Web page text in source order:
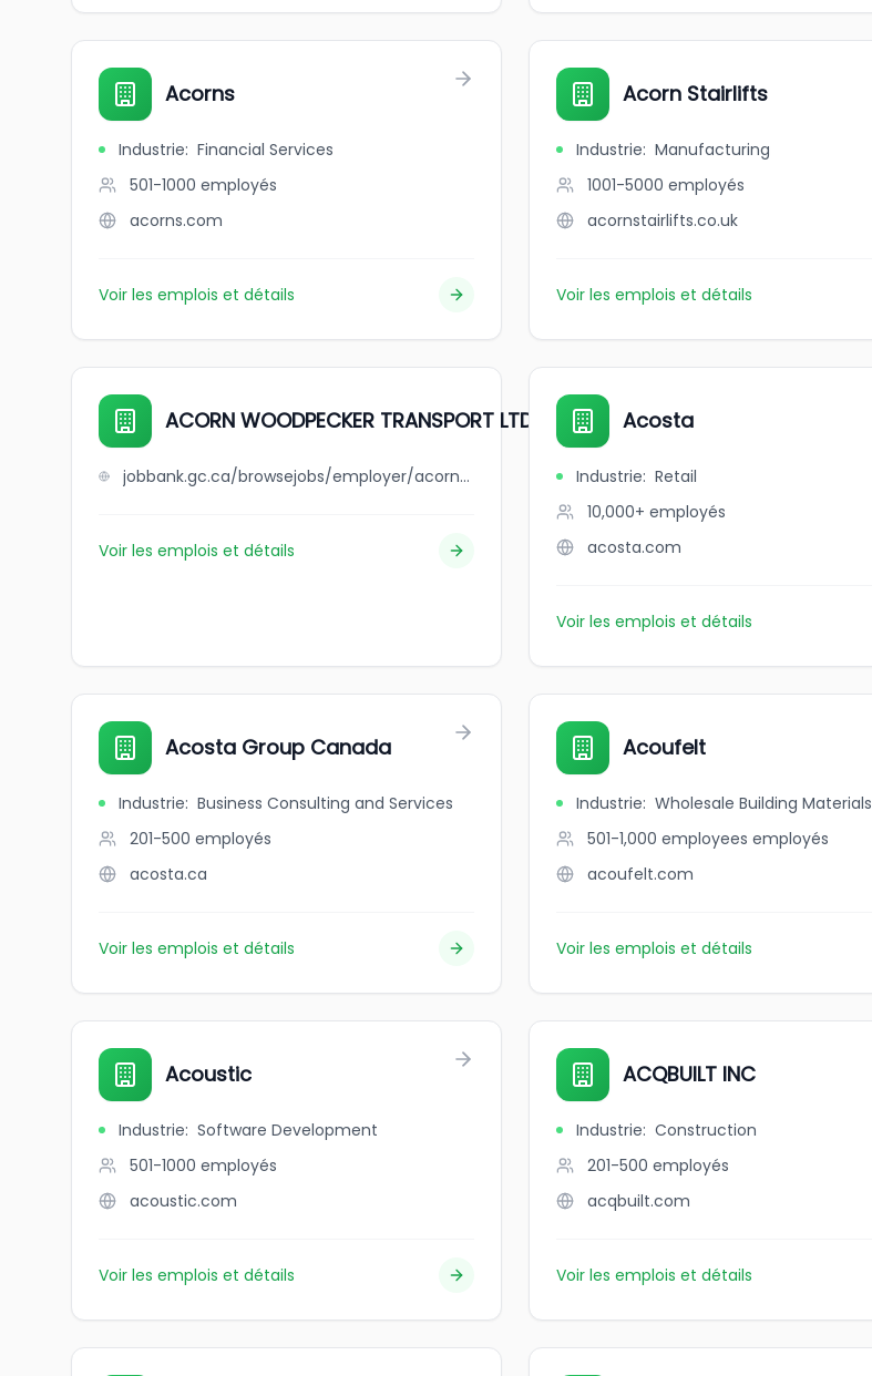
Acorns
Industrie: Financial Services
501-1000 employés
acorns.com
Voir les emplois et détails
Acorn Stairlifts
Industrie: Manufacturing
1001-5000 employés
acornstairlifts.co.uk
Voir les emplois et détails
ACORN WOODPECKER TRANSPORT LTD.
jobbank.gc.ca/browsejobs/employer/acorn+woodpecker+transport+ltd./ca
Voir les emplois et détails
Acosta
Industrie: Retail
10,000+ employés
acosta.com
Voir les emplois et détails
Acosta Group Canada
Industrie: Business Consulting and Services
201-500 employés
acosta.ca
Voir les emplois et détails
Acoufelt
Industrie: Wholesale Building Materials
501-1,000 employees employés
acoufelt.com
Voir les emplois et détails
Acoustic
Industrie: Software Development
501-1000 employés
acoustic.com
Voir les emplois et détails
ACQBUILT INC
Industrie: Construction
201-500 employés
acqbuilt.com
Voir les emplois et détails